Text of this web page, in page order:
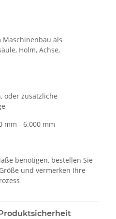
als
Holm, Achse,
oder zusätzliche
mm - 6.000 mm
benötigen, bestellen Sie
und vermerken Ihre